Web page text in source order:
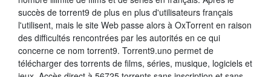
succès de torrent9 de plus en plus d'utilisateurs français
l'utilisent, mais le site Web passe alors à OxTorrent en raison
des difficultés rencontrées par les autorités en ce qui
concerne ce nom torrent9. Torrent9.uno permet de
télécharger des torrents de films, séries, musique, logiciels et